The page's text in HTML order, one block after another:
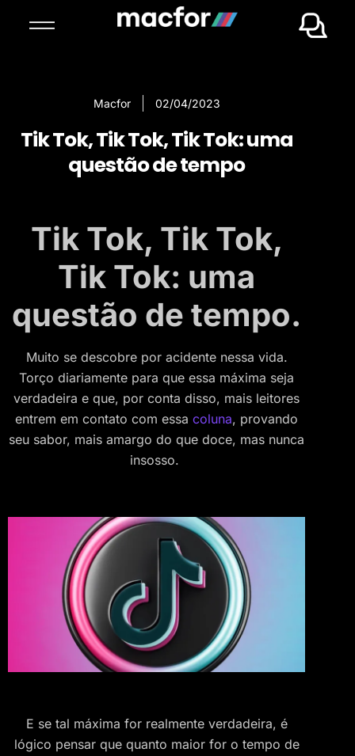
Macfor 02/04/2023
Tik Tok, Tik Tok, Tik Tok: uma
questão de tempo
Tik Tok, Tik Tok,
Tik Tok: uma
questão de tempo.
Muito se descobre por acidente nessa vida.
Torço diariamente para que essa máxima seja
verdadeira e que, por conta disso, mais leitores
entrem em contato com essa coluna, provando
seu sabor, mais amargo do que doce, mas nunca
insosso.
E se tal máxima for realmente verdadeira, é
lógico pensar que quanto maior for o tempo de